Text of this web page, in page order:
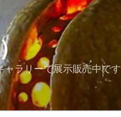
ラリーで展示販売中です